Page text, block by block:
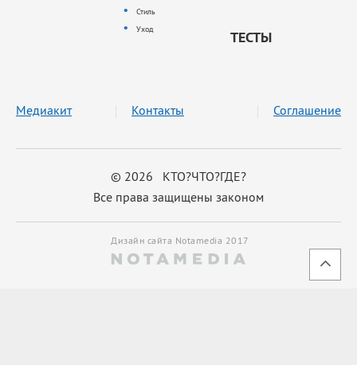
Стиль
Уход
ТЕСТЫ
© 2026 КТО?ЧТО?ГДЕ?
Все права защищены законом
Медиакит Контакты Соглашение
Дизайн сайта Notamedia 2017